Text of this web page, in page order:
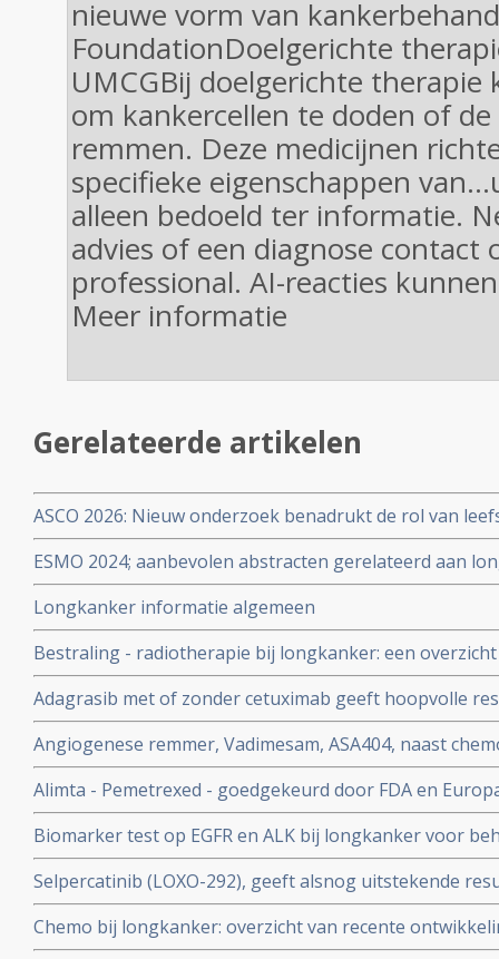
nieuwe vorm van
FoundationDoelgerichte
UMCGBij doelgerichte
om kankercellen te doden of
remmen. Deze medicijnen
specifieke eigenschappen
alleen bedoeld ter informatie.
advies of een diagnose contact
professional. AI-reacties
Meer informatie
Gerelateerde artikelen
ASCO 2026: Nieuw onderzoek benadrukt de rol van
behandelstrategieën in de kankerzorg.
ESMO 2024; aanbevolen abstracten gerelateerd aan
specialisten en oncologen wereldwijd
Longkanker informatie algemeen
Bestraling - radiotherapie bij longkanker: een
en belangrijke artikelen bij elkaar gezet. Update 15
Adagrasib met of zonder cetuximab geeft hoopvolle
darmkanker met gemuteerde KRAS G12C copy 1
Angiogenese remmer, Vadimesam, ASA404, naast
effect bij longkanker, aldus fase 3 studie resultaten
Alimta - Pemetrexed - goedgekeurd door FDA en
longkanker als onderhoudstherapie. Pointbreak fase
wegens falen van Alimta
Biomarker test op EGFR en ALK bij longkanker voor
kosteneffectief in gewonnen levensjaren en kwaliteit
eerst chemo en dan pas biomarkertest. copy 1
Selpercatinib (LOXO-292), geeft alsnog uitstekende
respons) met langdurende remissies bij zwaar
niet-kleincellige longkanker met ook
Chemo bij longkanker: overzicht van recente